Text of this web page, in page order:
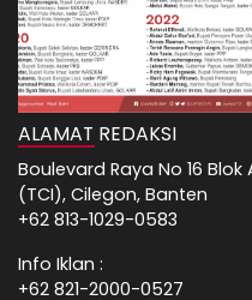
ALAMAT REDAKSI
Boulevard Raya No 16
(TCI), Cilegon, Banten
+62 813-1029-0583
Info Iklan :
+62 821-2000-0527